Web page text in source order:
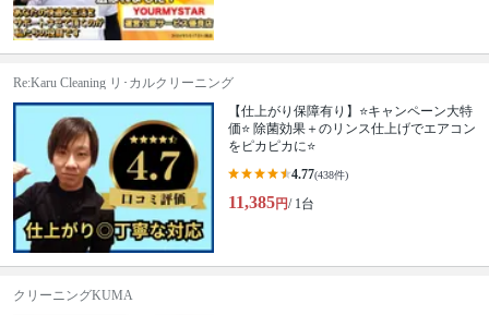
Re:Karu Cleaning リ･カルクリーニング
【仕上がり保障有り】⭐キャンペーン大特
価⭐ 除菌効果＋のリンス仕上げでエアコン
をピカピカに⭐
4.77(438件)
11,385円/ 1台
クリーニングKUMA